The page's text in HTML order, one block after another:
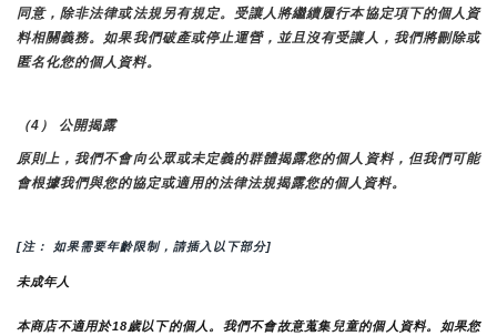
同意，除非法律或法規另有規定。受讓人將繼續履行本協定項下的個人資
料相關義務。如果我們破產或停止運營，並且沒有受讓人，我們將刪除或
匿名化您的個人資料。
（4） 公開揭露
原則上，我們不會向公眾或未定義的群體揭露您的個人資料，但我們可能
會根據我們與您的協定或適用的法律法規揭露您的個人資料。
[注： 如果需要年齡限制，請插入以下部分]
未成年人
本商店不適用於18歲以下的個人。我們不會故意蒐集兒童的個人資料。如果您